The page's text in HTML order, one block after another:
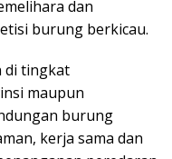
dan
burung berkicau.
di tingkat
maupun
burung
kerja sama dan